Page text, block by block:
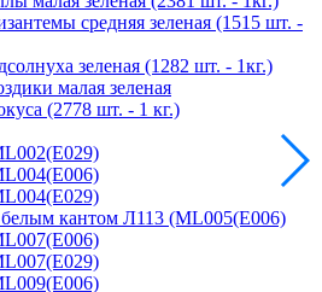
средняя зеленая (1515 шт. -
зеленая (1282 шт. - 1кг.)
малая зеленая
(2778 шт. - 1 кг.)
кантом Л113 (ML005(E006)